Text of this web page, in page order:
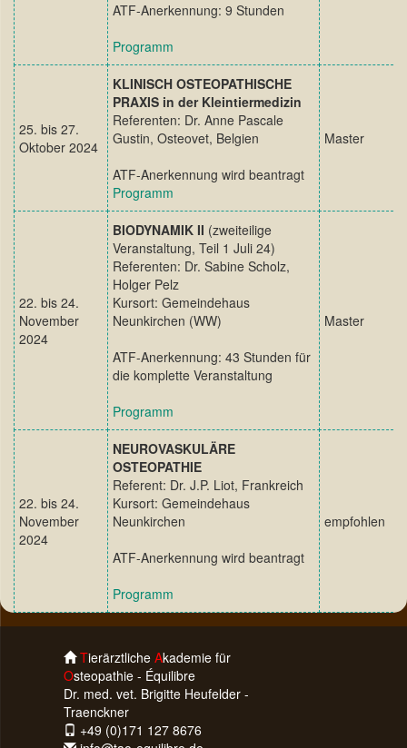
ATF-Anerkennung: 9 Stunden
Programm
25. bis 27.
Oktober 2024
KLINISCH OSTEOPATHISCHE
PRAXIS in der Kleintiermedizin
Referenten: Dr. Anne Pascale
Gustin, Osteovet, Belgien
ATF-Anerkennung wird beantragt
Programm
Master
22. bis 24.
November
2024
BIODYNAMIK II (zweiteilige
Veranstaltung, Teil 1 Juli 24)
Referenten: Dr. Sabine Scholz,
Holger Pelz
Kursort: Gemeindehaus
Neunkirchen (WW)
ATF-Anerkennung: 43 Stunden für
die komplette Veranstaltung
Programm
Master
22. bis 24.
November
2024
NEUROVASKULÄRE
OSTEOPATHIE
Referent: Dr. J.P. Liot, Frankreich
Kursort: Gemeindehaus
Neunkirchen
ATF-Anerkennung wird beantragt
Programm
empfohlen
Tierärztliche Akademie für
Osteopathie - Équilibre
Dr. med. vet. Brigitte Heufelder -
Traenckner
+49 (0)171 127 8676